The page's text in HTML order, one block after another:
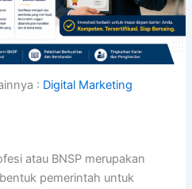
: Digital Marketing
atau BNSP merupakan
pemerintah untuk